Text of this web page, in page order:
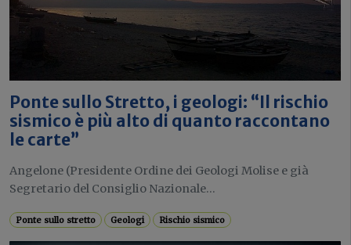
Ponte sullo Stretto, i geologi: “Il rischio
sismico è più alto di quanto raccontano
le carte”
Angelone (Presidente Ordine dei Geologi Molise e già
Segretario del Consiglio Nazionale...
Ponte sullo stretto Geologi Rischio sismico